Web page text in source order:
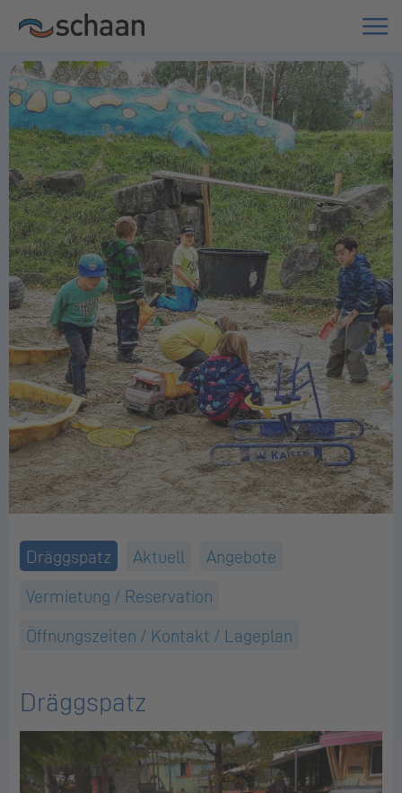
Dräggspatz Aktuell
Angebote
Vermietung / Reservation
Öffnungszeiten / Kontakt / Lageplan
Dräggspatz